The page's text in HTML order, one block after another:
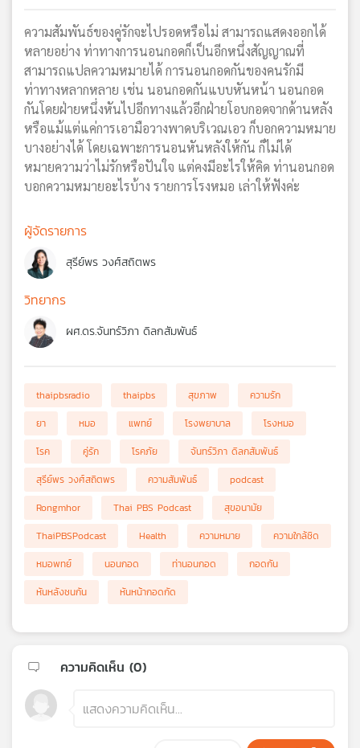
ความสัมพันธ์ของคู่รักจะไปรอดหรือไม่ สามารถแสดงออกได้
หลายอย่าง ท่าทางการนอนกอดก็เป็นอีกหนึ่งสัญญาณที่
สามารถแปลความหมายได้ การนอนกอดกันของคนรักมี
ท่าทางหลากหลาย เช่น นอนกอดกันแบบหันหน้า นอนกอด
กันโดยฝ่ายหนึ่งหันไปอีกทางแล้วอีกฝ่ายโอบกอดจากด้านหลัง
หรือแม้แต่แค่การเอามือวางพาดบริเวณเอว ก็บอกความหมาย
บางอย่างได้ โดยเฉพาะการนอนหันหลังให้กัน ก็ไม่ได้
หมายความว่าไม่รักหรือปันใจ แต่คงมีอะไรให้คิด ท่านอนกอด
บอกความหมายอะไรบ้าง รายการโรงหมอ เล่าให้ฟังค่ะ
ผู้จัดรายการ
สุรีย์พร วงศ์สถิตพร
วิทยากร
ผศ.ดร.จันทร์วิภา ดิลกสัมพันธ์
thaipbsradio thaipbs สุขภาพ
ความรัก
ยา
หมอ แพทย์ โรงพยาบาล
โรงหมอ
โรค
คู่รัก โรคภัย
จันทร์วิภา ดิลกสัมพันธ์
สุรีย์พร วงศ์สถิตพร
ความสัมพันธ์
podcast
Rongmhor
Thai PBS Podcast
สุขอนามัย
ThaiPBSPodcast
Health ความหมาย
ความใกล้ชิด
หมอพทย์
นอนกอด ท่านอนกอด
กอดกัน
หันหลังชนกัน
หันหน้ากอดกัด
ความคิดเห็น (0)